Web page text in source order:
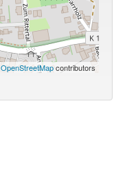
OpenStreetMapcontributors